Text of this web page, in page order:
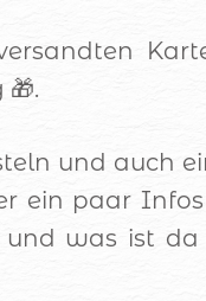
und auch
ein paar
was ist da